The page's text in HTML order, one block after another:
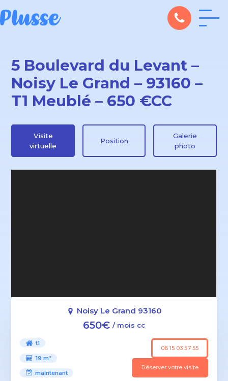
5 Boulevard du Levant –
Noisy Le Grand – 93160 –
T1 Meublé – 650 €CC
Visite
virtuelle
Position
Galerie
photo
Noisy Le Grand 93160
650€ / mois cc
t1
19 m²
maintenant
06 15 03 57 55
Réserver votre visite